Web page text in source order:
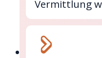
Vermittlung